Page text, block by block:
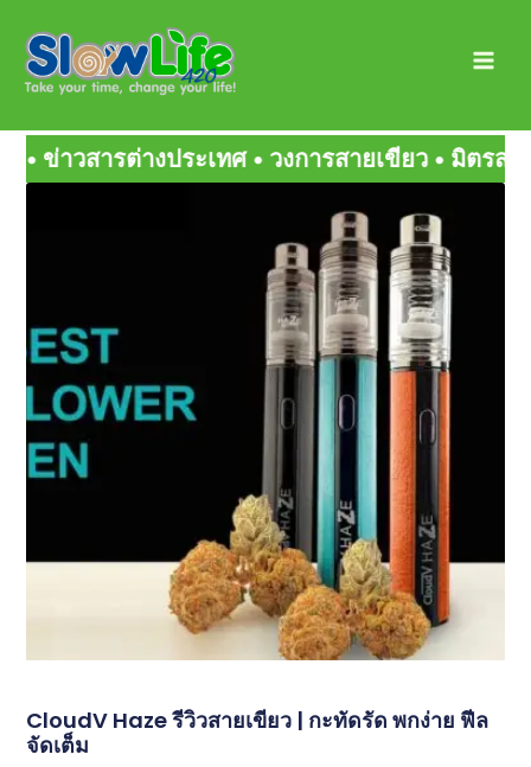
content
สายเขียว • มิตรสหายกัญ • สายเขียวเด็ดๆ
CloudV Haze รีวิวสายเขียว | กะทัดรัด พกง่าย ฟีล
จัดเต็ม